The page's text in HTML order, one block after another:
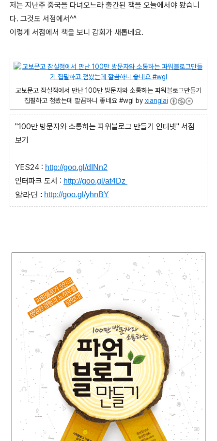
저는 지난주 중국을 다녀오느라 출간된 책을 오늘에서야 봤습니
다. 그것도 서점에서^^
이렇게 서점에서 책을 보니 감회가 새롭네요.
교보문고 잠실점에서 만난 100만 방문자와 소통하는 파워블로그만들기
집필하고 첨봤는데 깔끔하니 좋네요 #wgl by xianglai
"100만 방문자와 소통하는 파워블로그 만들기 인터넷" 서점
보기
YES24 : http://goo.gl/dINn2
인터파크 도서 : http://goo.gl/at4Dz
알라딘 : http://goo.gl/yhnBY